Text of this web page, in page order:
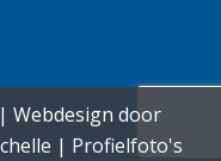
Webdesign door
| Profielfoto's